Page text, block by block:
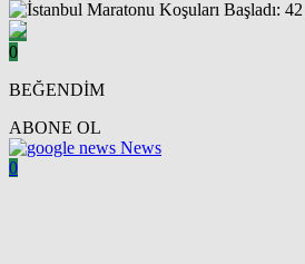
0
BEĞENDİM
ABONE OL
News
0